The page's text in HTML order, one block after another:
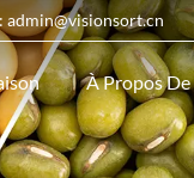
admin@visionsort.cn
À Propos